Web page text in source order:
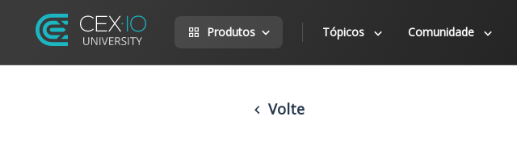
Produtos Tópicos Comunidade
Volte